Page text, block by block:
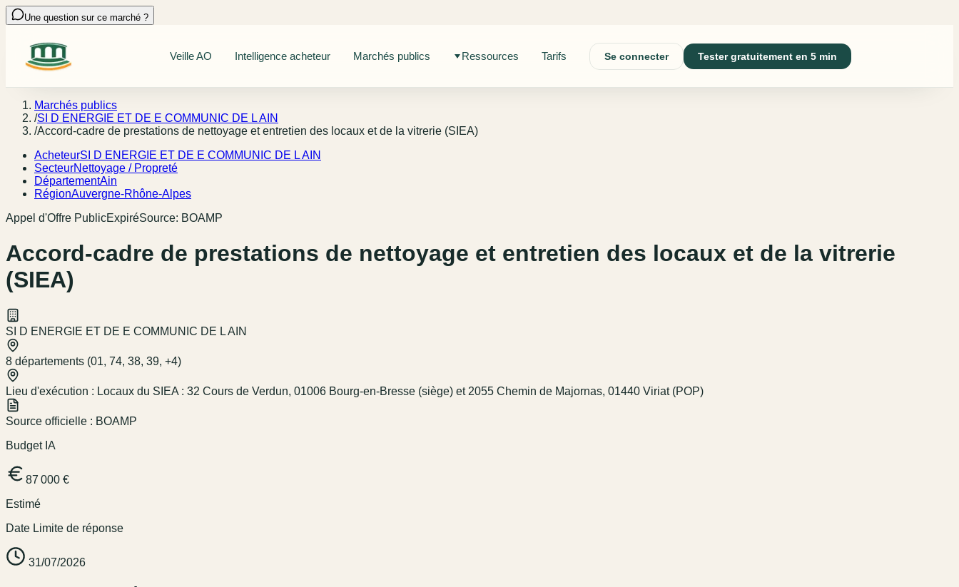
Une question sur ce marché ?
Veille AO Intelligence acheteur Marchés publics Ressources Tarifs Se connecter Tester gratuitement en 5 min
Marchés publics
/SI D ENERGIE ET DE E COMMUNIC DE L AIN
/Accord-cadre de prestations de nettoyage et entretien des locaux et de la vitrerie (SIEA)
AcheteurSI D ENERGIE ET DE E COMMUNIC DE L AIN
SecteurNettoyage / Propreté
DépartementAin
RégionAuvergne-Rhône-Alpes
Appel d'Offre PublicExpiréSource: BOAMP
Accord-cadre de prestations de nettoyage et entretien des locaux et de la vitrerie
(SIEA)
SI D ENERGIE ET DE E COMMUNIC DE L AIN
8 départements (01, 74, 38, 39, +4)
Lieu d'exécution : Locaux du SIEA : 32 Cours de Verdun, 01006 Bourg-en-Bresse (siège) et 2055 Chemin de Majornas, 01440 Viriat (POP)
Source officielle : BOAMP
Budget IA
87 000 €
Estimé
Date Limite de réponse
31/07/2026